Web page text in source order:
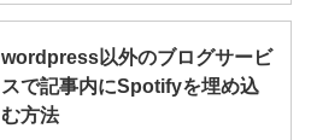
wordpress以外のブログサービ
スで記事内にSpotifyを埋め込
む方法